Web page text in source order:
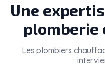
Une
plomberie
Les plombiers